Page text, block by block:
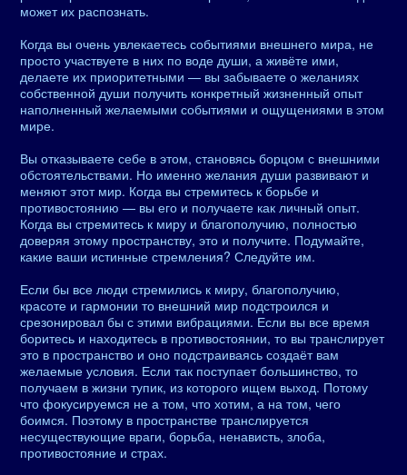
может их распознать.
Когда вы очень увлекаетесь событиями внешнего мира, не
просто участвуете в них по воде души, а живёте ими,
делаете их приоритетными — вы забываете о желаниях
собственной души получить конкретный жизненный опыт
наполненный желаемыми событиями и ощущениями в этом
мире.
Вы отказываете себе в этом, становясь борцом с внешними
обстоятельствами. Но именно желания души развивают и
меняют этот мир. Когда вы стремитесь к борьбе и
противостоянию — вы его и получаете как личный опыт.
Когда вы стремитесь к миру и благополучию, полностью
доверяя этому пространству, это и получите. Подумайте,
какие ваши истинные стремления? Следуйте им.
Если бы все люди стремились к миру, благополучию,
красоте и гармонии то внешний мир подстроился и
срезонировал бы с этими вибрациями. Если вы все время
боритесь и находитесь в противостоянии, то вы транслирует
это в пространство и оно подстраиваясь создаёт вам
желаемые условия. Если так поступает большинство, то
получаем в жизни тупик, из которого ищем выход. Потому
что фокусируемся не а том, что хотим, а на том, чего
боимся. Поэтому в пространстве транслируется
несуществующие враги, борьба, ненависть, злоба,
противостояние и страх.